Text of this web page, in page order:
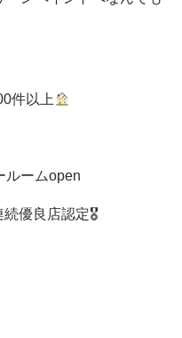
件以上
ルームopen
続優良店認定🎖